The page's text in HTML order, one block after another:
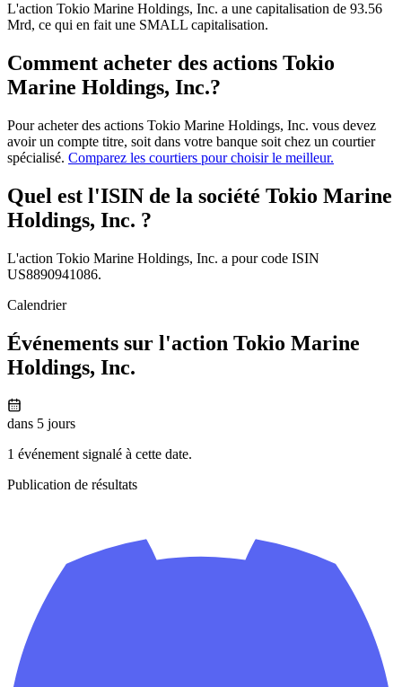
L'action Tokio Marine Holdings, Inc. a une capitalisation de 93.56
Mrd, ce qui en fait une SMALL capitalisation.
Comment acheter des actions Tokio
Marine Holdings, Inc.?
Pour acheter des actions Tokio Marine Holdings, Inc. vous devez
avoir un compte titre, soit dans votre banque soit chez un courtier
spécialisé. Comparez les courtiers pour choisir le meilleur.
Quel est l'ISIN de la société Tokio Marine
Holdings, Inc. ?
L'action Tokio Marine Holdings, Inc. a pour code ISIN
US8890941086.
Calendrier
Événements sur l'action Tokio Marine
Holdings, Inc.
dans 5 jours
1 événement signalé à cette date.
Publication de résultats